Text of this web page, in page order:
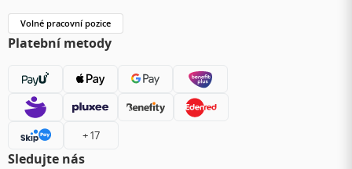
Volné pracovní pozice
Platební metody
+ 17
Sledujte nás